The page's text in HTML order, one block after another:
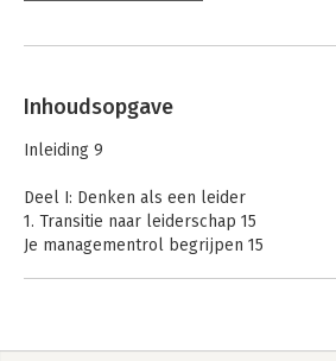
Inhoudsopgave
Inleiding 9
Deel I: Denken als een leider
1. Transitie naar leiderschap 15
Je managementrol begrijpen 15